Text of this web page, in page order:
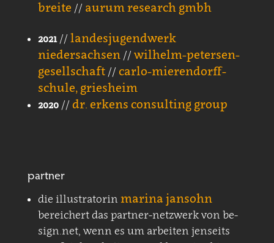
breite // aurum research gmbh
2021// landesjugendwerk
niedersachsen// wilhelm-petersen-
gesellschaft// carlo-mierendorff-
schule, griesheim
2020 // dr. erkens consulting group
partner
die illustratorin marina jansohn
bereichert das partner-netzwerk von be-
sign.net, wenn es um arbeiten jenseits